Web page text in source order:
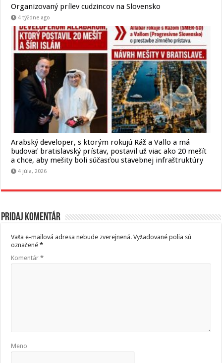
Organizovaný prílev cudzincov na Slovensko
4 týždne ago
Arabský developer, s ktorým rokujú Ráž a Vallo a má
budovať bratislavský prístav, postavil už viac ako 20 mešít
a chce, aby mešity boli súčasťou stavebnej infraštruktúry
4 júla, 2026
Pridaj komentár
Vaša e-mailová adresa nebude zverejnená. Vyžadované polia sú
označené*
Komentár*
Meno